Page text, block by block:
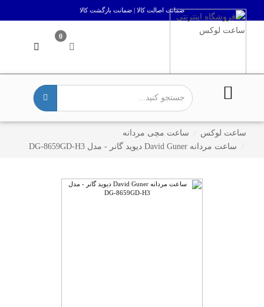
ضمانت اصالت کالا | ضمانت بازگشت کالا
0
ساعت لوکس
ساعت مچی مردانه
ساعت مردانه David Guner دیوید گانر - مدل DG-8659GD-H3